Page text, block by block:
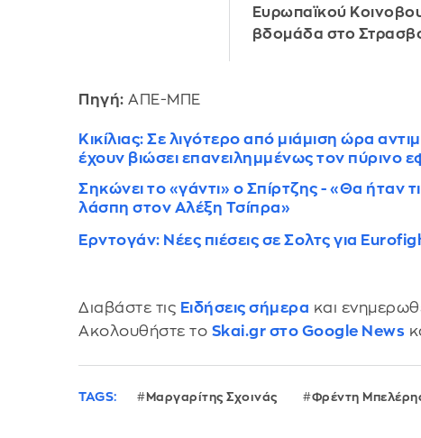
Ευρωπαϊκού
βδομάδα στο
Πηγή: ΑΠΕ-ΜΠΕ
Κικίλιας: Σε λιγότερο από μιάμιση ώρα
έχουν βιώσει επανειλημμένως τον πύρινο
Σηκώνει το «γάντι» ο Σπίρτζης - «Θα ήταν
λάσπη στον Αλέξη Τσίπρα»
Ερντογάν: Νέες πιέσεις σε Σολτς για
Διαβάστε τις Ειδήσεις σήμερα και
Ακολουθήστε το Skai.gr στο Google News
TAGS: Μαργαρίτης Σχοινάς Φρέντη